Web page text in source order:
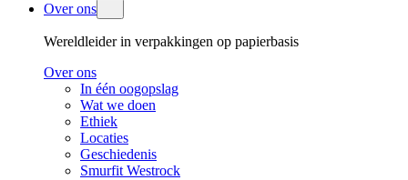
Over ons
Wereldleider in verpakkingen op papierbasis
Over ons
In één oogopslag
Wat we doen
Ethiek
Locaties
Geschiedenis
Smurfit Westrock